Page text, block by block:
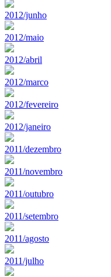
2012/junho
2012/maio
2012/abril
2012/marco
2012/fevereiro
2012/janeiro
2011/dezembro
2011/novembro
2011/outubro
2011/setembro
2011/agosto
2011/julho